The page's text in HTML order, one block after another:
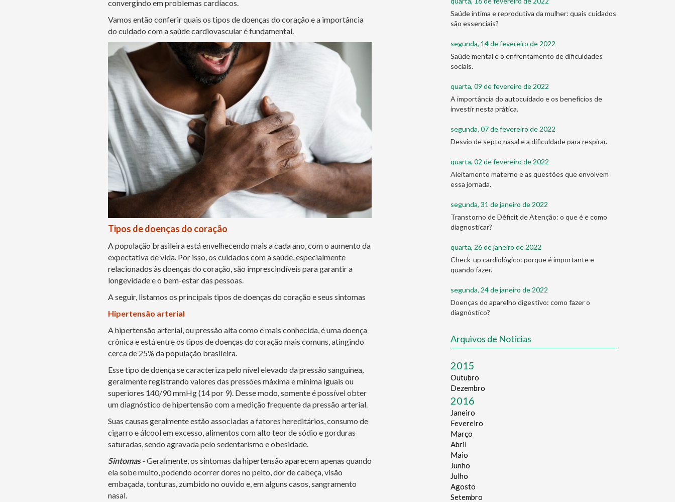
convergindo em problemas cardíacos.
Vamos então conferir quais os tipos de doenças do coração e a importância
do cuidado com a saúde cardiovascular é fundamental.
Tipos de doenças do coração
A população brasileira está envelhecendo mais a cada ano, com o aumento da
expectativa de vida. Por isso, os cuidados com a saúde, especialmente
relacionados às doenças do coração, são imprescindíveis para garantir a
longevidade e o bem-estar das pessoas.
A seguir, listamos os principais tipos de doenças do coração e seus sintomas
Hipertensão arterial
A hipertensão arterial, ou pressão alta como é mais conhecida, é uma doença
crônica e está entre os tipos de doenças do coração mais comuns, atingindo
cerca de 25% da população brasileira.
Esse tipo de doença se caracteriza pelo nível elevado da pressão sanguínea,
geralmente registrando valores das pressões máxima e mínima iguais ou
superiores 140/90 mmHg (14 por 9). Desse modo, somente é possível obter
um diagnóstico de hipertensão com a medição frequente da pressão arterial.
Suas causas geralmente estão associadas a fatores hereditários, consumo de
cigarro e álcool em excesso, alimentos com alto teor de sódio e gorduras
saturadas, sendo agravada pelo sedentarismo e obesidade.
Sintomas- Geralmente, os sintomas da hipertensão aparecem apenas quando
ela sobe muito, podendo ocorrer dores no peito, dor de cabeça, visão
embaçada, tonturas, zumbido no ouvido e, em alguns casos, sangramento
nasal.
Saúde íntima e reprodutiva da mulher: quais cuidados
são essenciais?
segunda, 14 de fevereiro de 2022
Saúde mental e o enfrentamento de dificuldades
sociais.
quarta, 09 de fevereiro de 2022
A importância do autocuidado e os benefícios de
investir nesta prática.
segunda, 07 de fevereiro de 2022
Desvio de septo nasal e a dificuldade para respirar.
quarta, 02 de fevereiro de 2022
Aleitamento materno e as questões que envolvem
essa jornada.
segunda, 31 de janeiro de 2022
Transtorno de Déficit de Atenção: o que é e como
diagnosticar?
quarta, 26 de janeiro de 2022
Check-up cardiológico: porque é importante e
quando fazer.
segunda, 24 de janeiro de 2022
Doenças do aparelho digestivo: como fazer o
diagnóstico?
Arquivos de Notícias
2015
Outubro
Dezembro
2016
Janeiro
Fevereiro
Março
Abril
Maio
Junho
Julho
Agosto
Setembro